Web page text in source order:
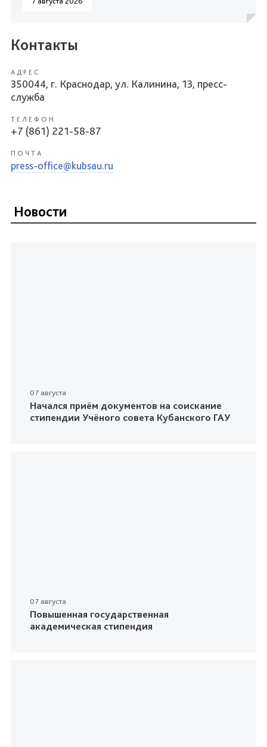
Контакты
АДРЕС
350044, г. Краснодар, ул. Калинина, 13, пресс-
служба
ТЕЛЕФОН
+7 (861) 221-58-87
ПОЧТА
press-office@kubsau.ru
Новости
07 августа
Начался приём документов на соискание
стипендии Учёного совета Кубанского ГАУ
07 августа
Повышенная государственная
академическая стипендия